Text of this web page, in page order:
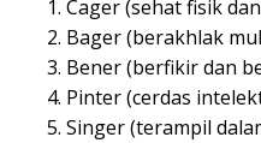
Cager (sehat fisik
Bager (berakhlak
Bener (berfikir dan
Pinter (cerdas
Singer (terampil